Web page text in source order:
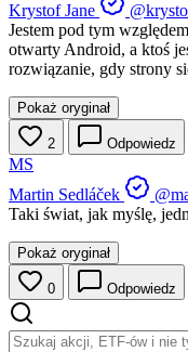
Krystof Jane
Jestem pod tym
otwarty Android, a ktoś
rozwiązanie, gdy strony
Pokaż oryginał
2 Odpowiedz
MS
Martin Sedláček
Taki świat, jak myślę,
Pokaż oryginał
0 Odpowiedz